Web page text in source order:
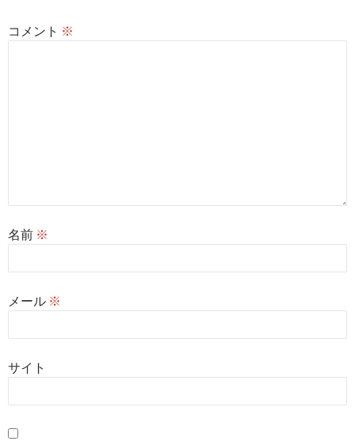
コメント ※
名前 ※
メール ※
サイト